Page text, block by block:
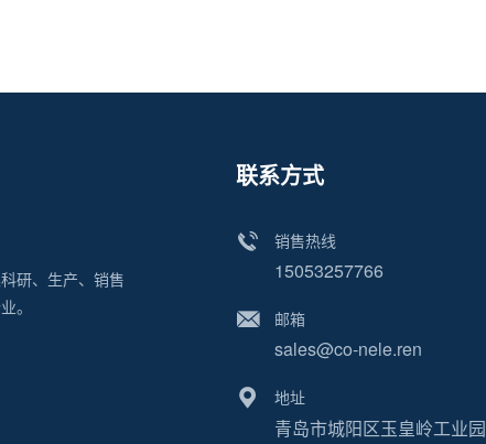
研、生产、销售
。
联系方式
销售热线
15053257766
邮箱
sales@co-nele.ren
地址
青岛市城阳区玉皇岭工业园